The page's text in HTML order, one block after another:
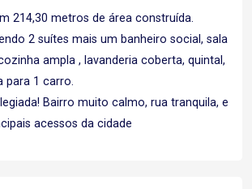
214,30 metros de área construída.
2 suítes mais um banheiro social, sala
ampla , lavanderia coberta, quintal,
para 1 carro.
Bairro muito calmo, rua tranquila, e
acessos da cidade